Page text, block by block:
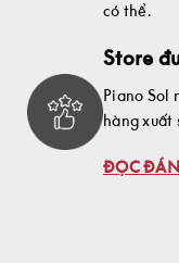
có thể.
Store
Piano Sol
hàng xuất
ĐỌC